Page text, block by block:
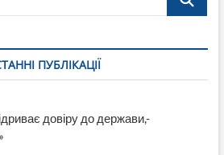
ПУБЛІКАЦІЇ
довіру до держави,-